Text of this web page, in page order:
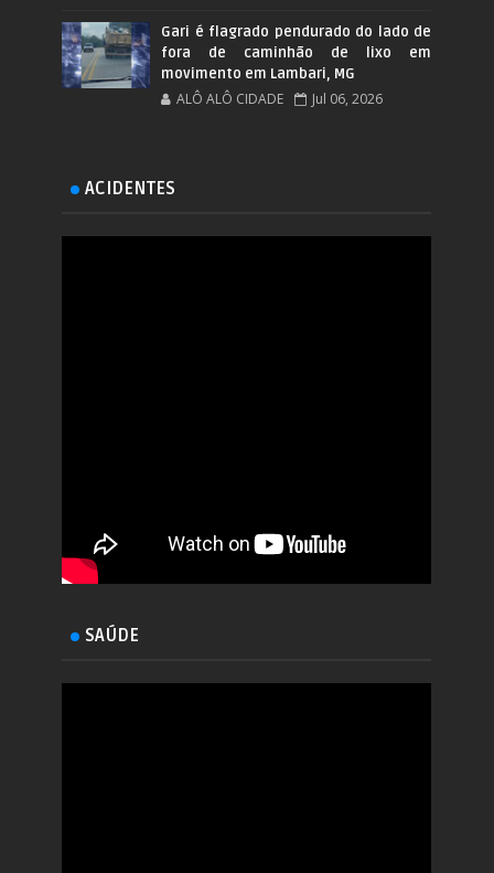
Gari é flagrado pendurado do lado de
fora de caminhão de lixo em
movimento em Lambari, MG
ALÔ ALÔ CIDADE Jul 06, 2026
ACIDENTES
SAÚDE